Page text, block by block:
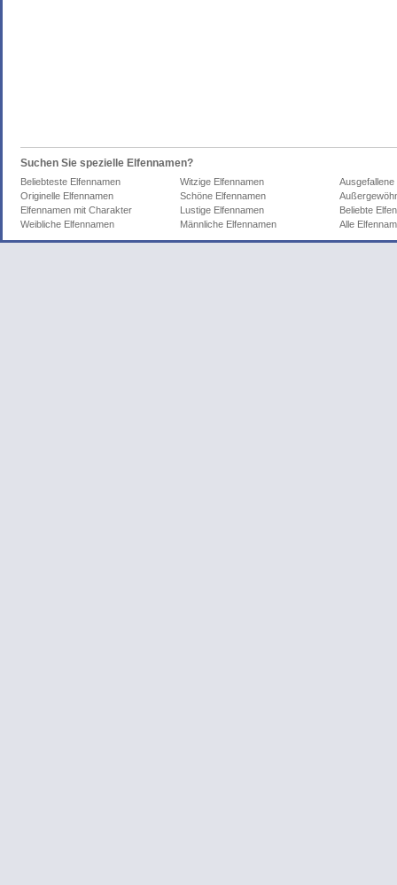
Suchen Sie spezielle Elfennamen?
Beliebteste Elfennamen Witzige Elfennamen
Ausgefallene
Originelle Elfennamen
Schöne Elfennamen
Elfennamen mit Charakter
Lustige Elfennamen
Beliebte
Weibliche Elfennamen
Männliche Elfennamen Alle